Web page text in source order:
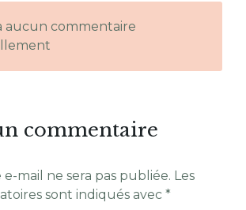
aucun commentaire
commentaire
e-mail ne sera pas publiée. Les
sont indiqués avec *